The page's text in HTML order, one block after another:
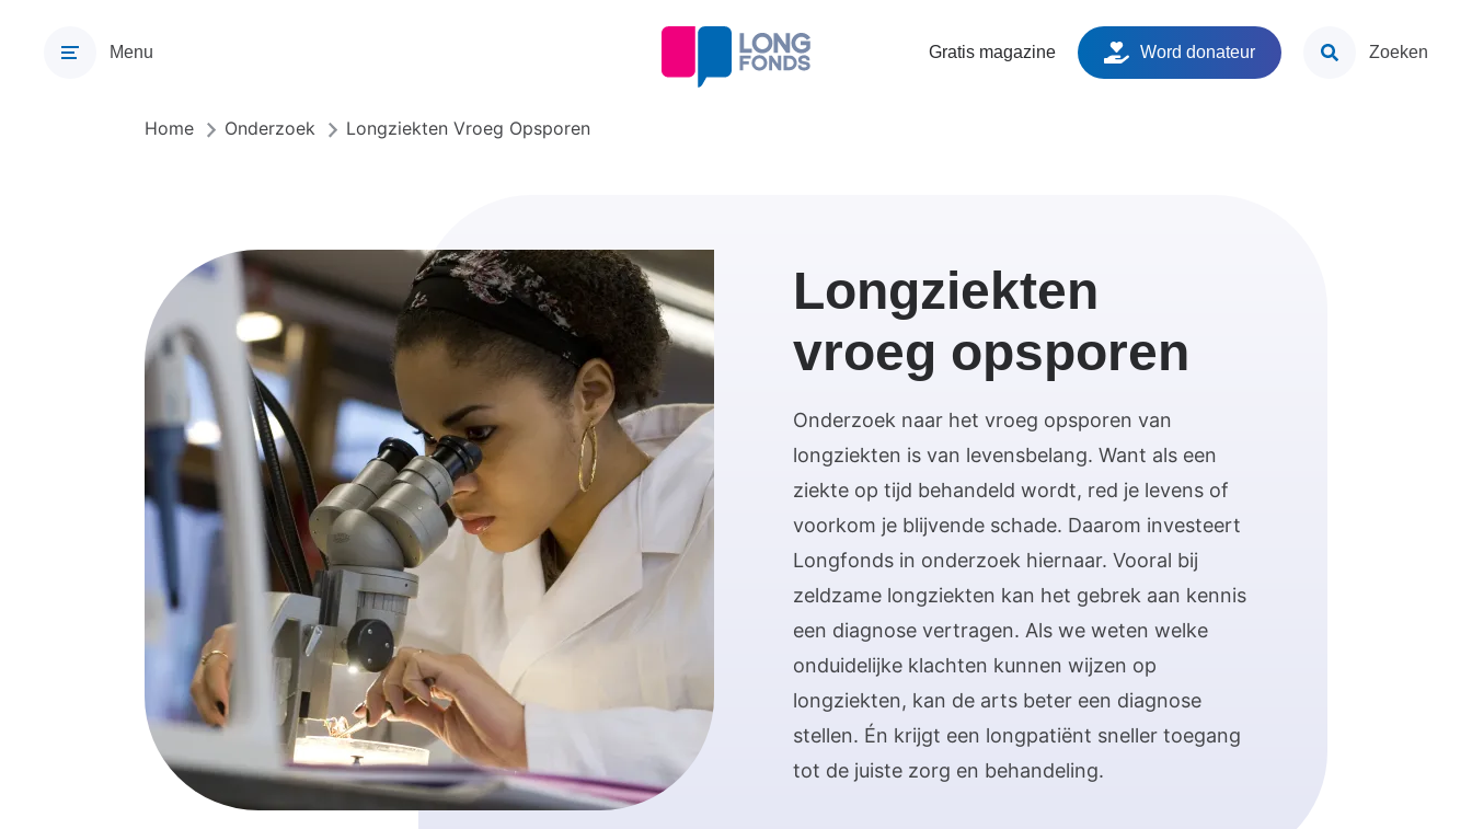
Menu Gratis magazine Word donateur Zoeken
Kruimelpad
Home Onderzoek Longziekten Vroeg Opsporen
Longziekten
vroeg opsporen
Onderzoek naar het vroeg opsporen van
longziekten is van levensbelang. Want als een
ziekte op tijd behandeld wordt, red je levens of
voorkom je blijvende schade. Daarom investeert
Longfonds in onderzoek hiernaar. Vooral bij
zeldzame longziekten kan het gebrek aan kennis
een diagnose vertragen. Als we weten welke
onduidelijke klachten kunnen wijzen op
longziekten, kan de arts beter een diagnose
stellen. Én krijgt een longpatiënt sneller toegang
tot de juiste zorg en behandeling.